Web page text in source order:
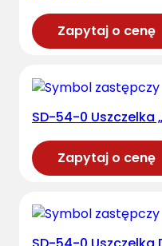
Zapytaj o cenę
SD-54-0 Uszczelka
Zapytaj o cenę